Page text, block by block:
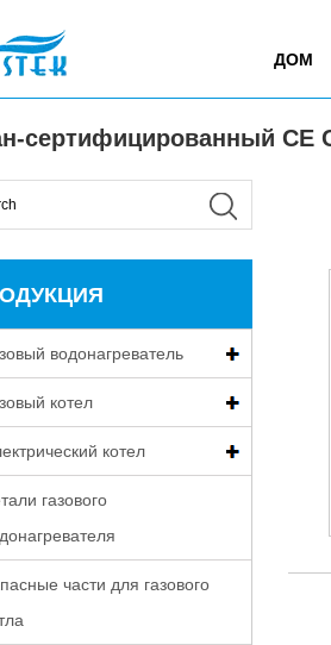
ДОМ
> Продукция
сертифицированный CE
водонагреватель
котел
котел
газового
части для газового